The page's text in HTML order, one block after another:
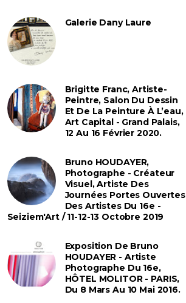
Galerie Dany Laure
Brigitte Franc, Artiste-
Peintre, Salon Du Dessin
Et De La Peinture À L’eau,
Art Capital - Grand Palais,
12 Au 16 Février 2020.
Bruno HOUDAYER,
Photographe - Créateur
Visuel, Artiste Des
Journées Portes Ouvertes
Des Artistes Du 16e -
Seiziem'Art / 11-12-13 Octobre 2019
Exposition De Bruno
HOUDAYER - Artiste
Photographe Du 16e,
HÔTEL MOLITOR - PARIS,
Du 8 Mars Au 10 Mai 2016.